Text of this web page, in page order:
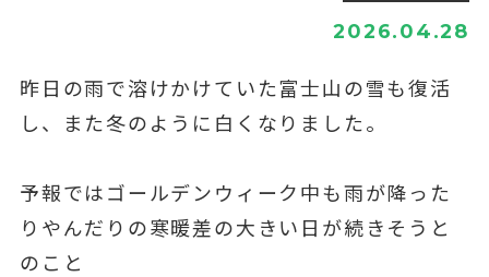
2026.04.28
昨日の雨で溶けかけていた富士山の雪も復活
し、また冬のように白くなりました。
予報ではゴールデンウィーク中も雨が降った
りやんだりの寒暖差の大きい日が続きそうと
のこと